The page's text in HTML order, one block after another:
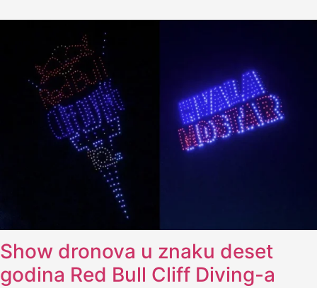
Show dronova u znaku deset
godina Red Bull Cliff Diving-a